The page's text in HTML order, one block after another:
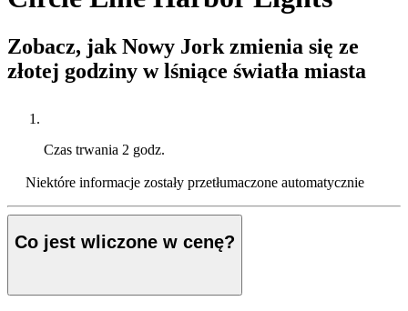
Zobacz, jak Nowy Jork zmienia się ze
złotej godziny w lśniące światła miasta
Czas trwania 2 godz.
Niektóre informacje zostały przetłumaczone automatycznie
Co jest wliczone w cenę?